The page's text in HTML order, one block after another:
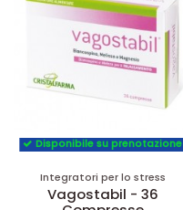
Disponibile su prenotazione
Integratori per lo stress
Vagostabil - 36